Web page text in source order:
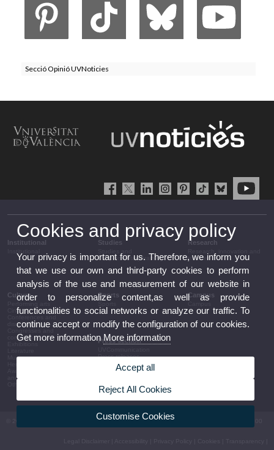
Secció Opinió UVNoticies
Institutional Studies
complementary training
Research
transfer
Culture
Cinema
discussion
conferences
Music
announcements
Sports Campus
Press section
Press releases
Government agenda
Governance
Corporative information
© 2026 UV. - Av. Blasco Ibáñez, 13. 46010 València. Espanya. Tel UV: (+34) 963 86 41 00
Cookies and privacy policy
Your privacy is important for us. Therefore, we inform you
that we use our own and third-party cookies to perform
analysis of the use and measurement of our website in
order to personalize content,as well as provide
functionalities to social networks or analyze our traffic. To
continue accept or modify the configuration of our cookies.
Get more informationMore information
Accept all
Reject All Cookies
Customise Cookies